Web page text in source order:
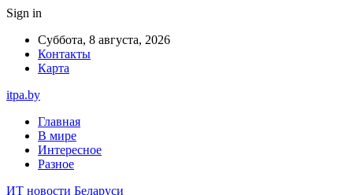
Sign in
Суббота, 8 августа, 2026
Контакты
Карта
itpa.by
Главная
В мире
Интересное
Разное
ИТ новости Беларуси